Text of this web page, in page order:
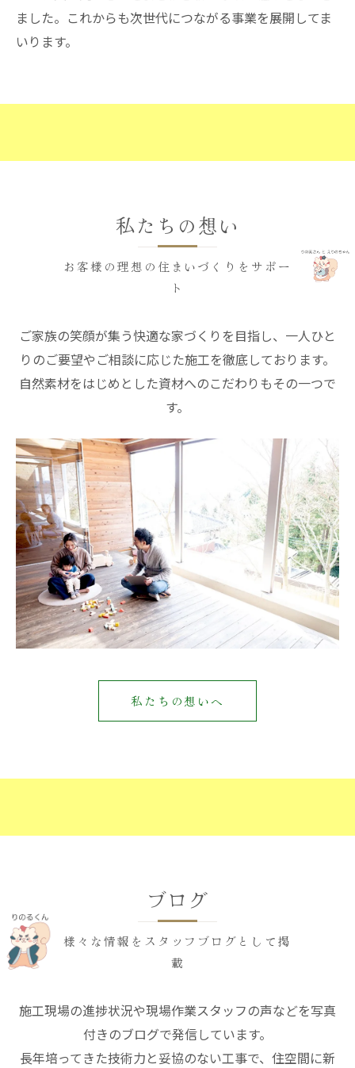
ました。これからも次世代につながる事業を展開してま
いります。
お客様の理想の住まいづくりをサポー
ト
私たちの想い
ご家族の笑顔が集う快適な家づくりを目指し、一人ひと
りのご要望やご相談に応じた施工を徹底しております。
自然素材をはじめとした資材へのこだわりもその一つで
す。
私たちの想いへ
様々な情報をスタッフブログとして掲
載
ブログ
施工現場の進捗状況や現場作業スタッフの声などを写真
付きのブログで発信しています。
長年培ってきた技術力と妥協のない工事で、住空間に新